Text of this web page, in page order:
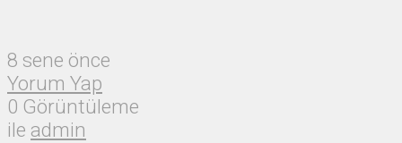
8 sene önce
Yorum Yap
0 Görüntüleme
ile admin